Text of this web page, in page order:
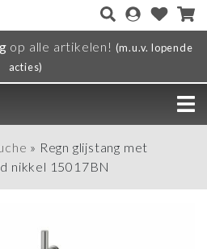
op alle artikelen! (m.u.v. lopende
acties)
» Regn glijstang met
nikkel 15017BN